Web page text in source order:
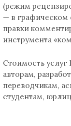
(режим
— в
правки
инструмента
Стоимость услуг
авторам,
переводчикам,
студентам,